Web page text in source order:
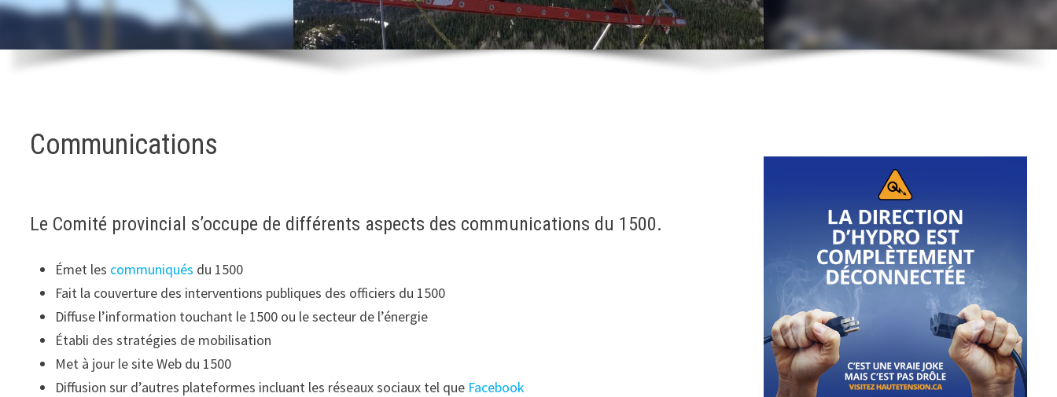
Communications
Le Comité provincial s’occupe de différents aspects des communications du 1500.
Émet les communiqués du 1500
Fait la couverture des interventions publiques des officiers du 1500
Diffuse l’information touchant le 1500 ou le secteur de l’énergie
Établi des stratégies de mobilisation
Met à jour le site Web du 1500
Diffusion sur d’autres plateformes incluant les réseaux sociaux tel que Facebook